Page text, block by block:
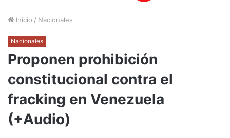
Inicio / Nacionales
Nacionales
Proponen prohibición
constitucional contra el
fracking en Venezuela
(+Audio)